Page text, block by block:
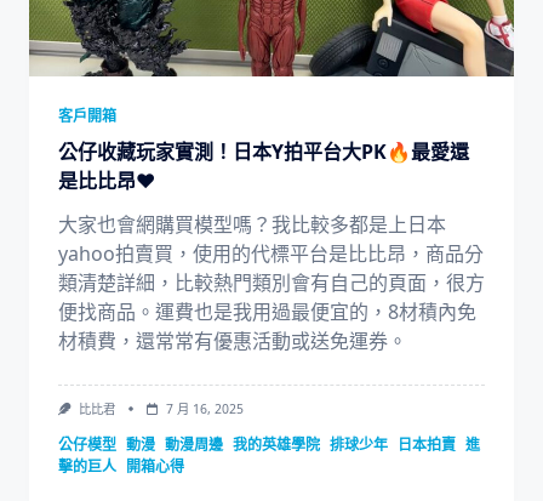
客戶開箱
公仔收藏玩家實測！日本Y拍平台大PK🔥最愛還
是比比昂❤️
大家也會網購買模型嗎？我比較多都是上日本
yahoo拍賣買，使用的代標平台是比比昂，商品分
類清楚詳細，比較熱門類別會有自己的頁面，很方
便找商品。運費也是我用過最便宜的，8材積內免
材積費，還常常有優惠活動或送免運券。
比比君 7 月 16, 2025
公仔模型 動漫 動漫周邊 我的英雄學院 排球少年 日本拍賣 進
擊的巨人 開箱心得